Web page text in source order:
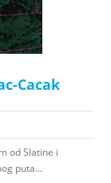
Cacak
od Slatine i
puta...